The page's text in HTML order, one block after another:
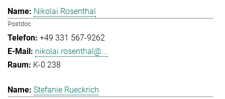
Nikolai Rosenthal
Postdoc
+49 331 567-9262
nikolai.rosenthal@...
K-0.238
Stefanie Rueckrich